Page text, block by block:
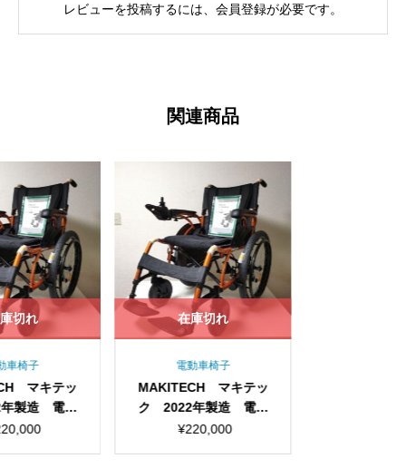
レビューを投稿するには、会員登録が必要です。
関連商品
車椅子
マキテッ
製造 電動
KEY-01
切れ
電動車椅子
MAKITECH マキテッ
ク 2022年製造 電動
車椅子 KEY-01
¥220,000
在庫切れ